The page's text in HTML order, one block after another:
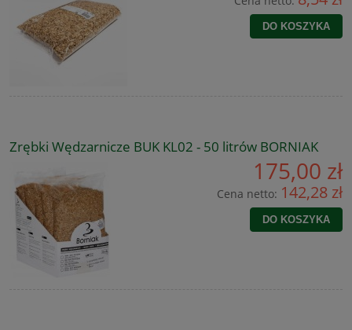
DO KOSZYKA
Zrębki Wędzarnicze BUK KL02 - 50 litrów BORNIAK
175,00 zł
Cena netto: 142,28 zł
DO KOSZYKA